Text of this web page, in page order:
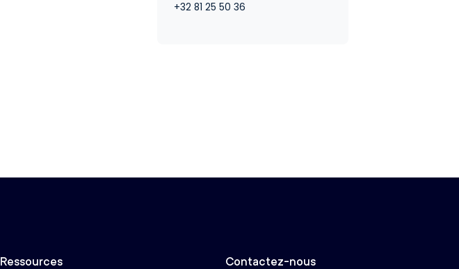
+32 81 25 50 36
Ressources Contactez-nous